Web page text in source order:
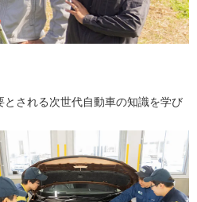
される次世代自動車の知識を学び